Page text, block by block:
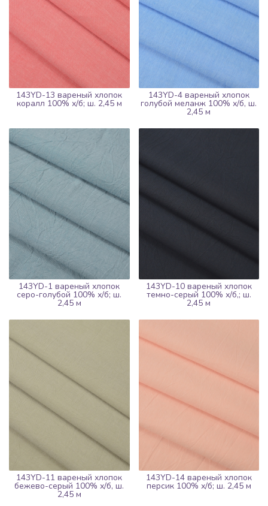
143YD-13 вареный хлопок
коралл 100% х/б; ш. 2,45 м
143YD-4 вареный хлопок
голубой меланж 100% х/б, ш.
2,45 м
143YD-1 вареный хлопок
серо-голубой 100% х/б; ш.
2,45 м
143YD-10 вареный хлопок
темно-серый 100% х/б,; ш.
2,45 м
143YD-11 вареный хлопок
бежево-серый 100% х/б, ш.
2,45 м
143YD-14 вареный хлопок
персик 100% х/б; ш. 2,45 м